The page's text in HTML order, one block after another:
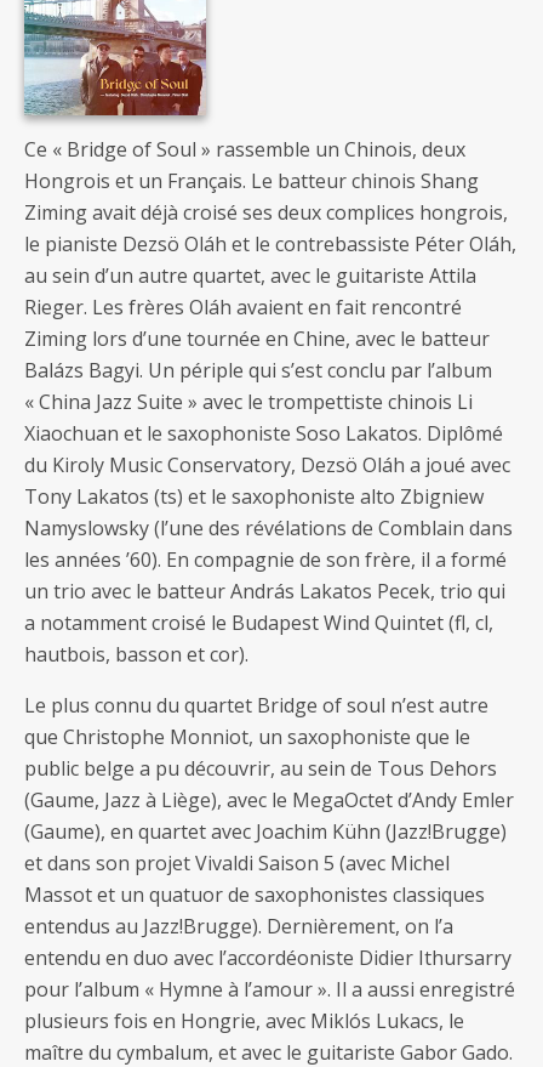
Ce « Bridge of Soul » rassemble un Chinois, deux
Hongrois et un Français. Le batteur chinois Shang
Ziming avait déjà croisé ses deux complices hongrois,
le pianiste Dezsö Oláh et le contrebassiste Péter Oláh,
au sein d’un autre quartet, avec le guitariste Attila
Rieger. Les frères Oláh avaient en fait rencontré
Ziming lors d’une tournée en Chine, avec le batteur
Balázs Bagyi. Un périple qui s’est conclu par l’album
« China Jazz Suite » avec le trompettiste chinois Li
Xiaochuan et le saxophoniste Soso Lakatos. Diplômé
du Kiroly Music Conservatory, Dezsö Oláh a joué avec
Tony Lakatos (ts) et le saxophoniste alto Zbigniew
Namyslowsky (l’une des révélations de Comblain dans
les années ’60). En compagnie de son frère, il a formé
un trio avec le batteur András Lakatos Pecek, trio qui
a notamment croisé le Budapest Wind Quintet (fl, cl,
hautbois, basson et cor).
Le plus connu du quartet Bridge of soul n’est autre
que Christophe Monniot, un saxophoniste que le
public belge a pu découvrir, au sein de Tous Dehors
(Gaume, Jazz à Liège), avec le MegaOctet d’Andy Emler
(Gaume), en quartet avec Joachim Kühn (Jazz!Brugge)
et dans son projet Vivaldi Saison 5 (avec Michel
Massot et un quatuor de saxophonistes classiques
entendus au Jazz!Brugge). Dernièrement, on l’a
entendu en duo avec l’accordéoniste Didier Ithursarry
pour l’album « Hymne à l’amour ». Il a aussi enregistré
plusieurs fois en Hongrie, avec Miklós Lukacs, le
maître du cymbalum, et avec le guitariste Gabor Gado.